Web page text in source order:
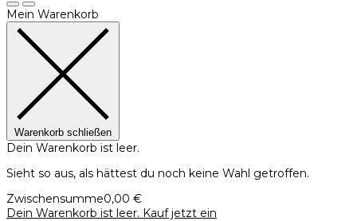
Mein Warenkorb
Warenkorb schließen
Dein Warenkorb ist leer.
Sieht so aus, als hättest du noch keine Wahl getroffen.
Zwischensumme0,00 €
Dein Warenkorb ist leer. Kauf jetzt ein